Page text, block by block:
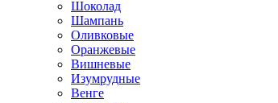
Шоколад
Шампань
Оливковые
Оранжевые
Вишневые
Изумрудные
Венге